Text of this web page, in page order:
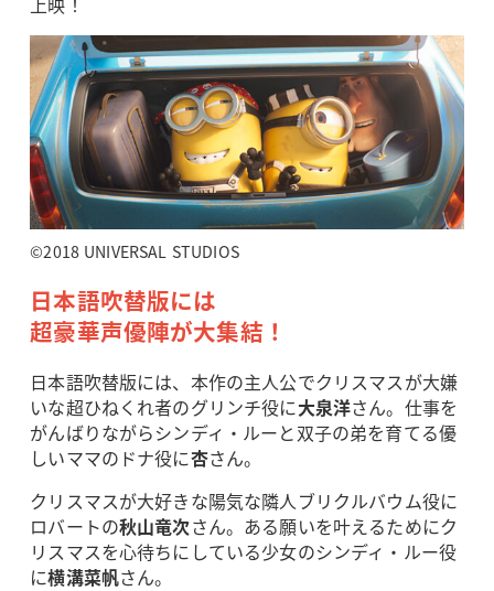
©2018 UNIVERSAL STUDIOS
日本語吹替版には
超豪華声優陣が大集結！
日本語吹替版には、本作の主人公でクリスマスが大嫌
いな超ひねくれ者のグリンチ役に大泉洋さん。仕事を
がんばりながらシンディ・ルーと双子の弟を育てる優
しいママのドナ役に杏さん。
クリスマスが大好きな陽気な隣人ブリクルバウム役に
ロバートの秋山竜次さん。ある願いを叶えるためにク
リスマスを心待ちにしている少女のシンディ・ルー役
に横溝菜帆さん。